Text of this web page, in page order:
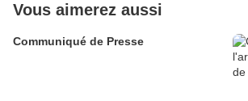
Vous aimerez aussi
Communiqué de Presse